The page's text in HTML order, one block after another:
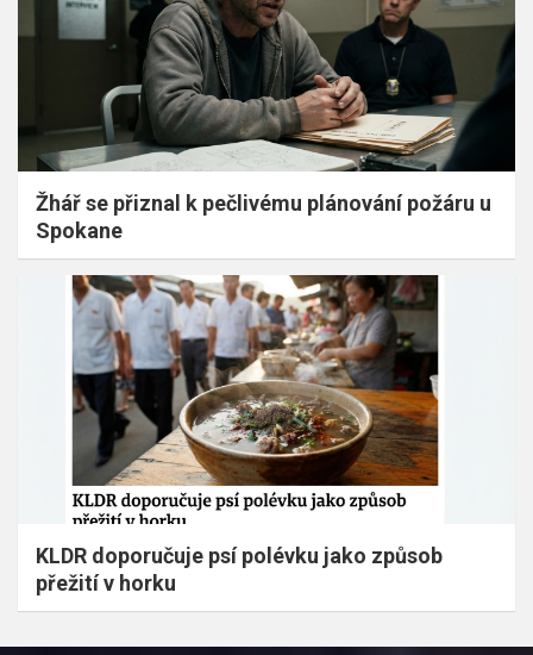
Žhář se přiznal k pečlivému plánování požáru u
Spokane
KLDR doporučuje psí polévku jako způsob
přežití v horku